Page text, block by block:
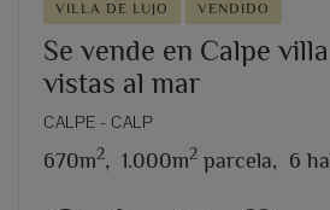
VILLA DE LUJO VENDIDO
Se vende en Calpe
vistas al mar
CALPE - CALP
670m2, 1.000m2 parcela, 6